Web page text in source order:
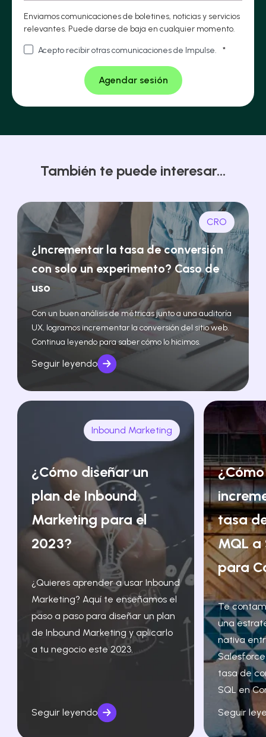
Enviamos comunicaciones de boletines, noticias y servicios
relevantes. Puede darse de baja en cualquier momento.
Acepto recibir otras comunicaciones de Impulse. *
También te puede interesar...
CRO
¿Incrementar la tasa de conversión
con solo un experimento? Caso de
uso
Con un buen análisis de métricas junto a una auditoría
UX, logramos incrementar la conversión del sitio web.
Continua leyendo para saber cómo lo hicimos.
Seguir leyendo
Inbound Marketing
¿Cómo diseñar un
plan de Inbound
Marketing para el
2023?
¿Quieres aprender a usar Inbound
Marketing? Aquí te enseñamos el
paso a paso para diseñar un plan
de Inbound Marketing y aplicarlo
a tu negocio este 2023.
Seguir leyendo
¿Cómo
tasa
MQL a
para
Te
una
nativa
tasa de
SQL en
Seguir